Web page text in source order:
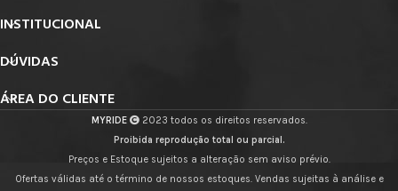
INSTITUCIONAL
DÚVIDAS
ÁREA DO CLIENTE
MYRIDE
2023 todos os direitos reservados.
Proibida reprodução total ou parcial.
Preços e Estoque sujeitos a alteração sem aviso prévio.
Ofertas válidas até o término de nossos estoques. Vendas sujeitas à análise e